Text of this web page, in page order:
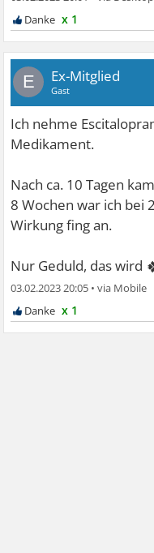
x 1
E Ex-Mitglied
Gast
Ich nehme
Medikament.
Nach ca. 10 Tagen
8 Wochen war ich bei
Wirkung fing an.
Nur Geduld, das wird
03.02.2023 20:05 •
x 1